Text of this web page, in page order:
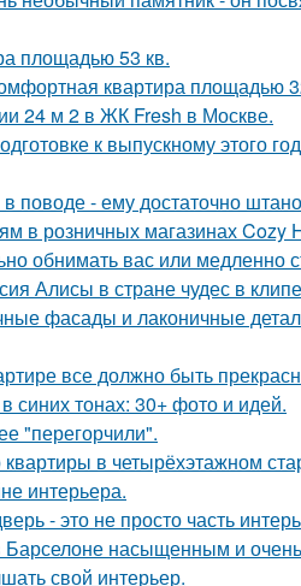
площадью 53 кв.
квартира площадью
24 м 2 в ЖК Fresh в Москве.
к выпускному этого
поводе - ему достаточно
в розничных магазинах Cozy
обнимать вас или медленно
Алисы в стране чудес в
фасады и лаконичные
все должно быть
синих тонах: 30+ фото и идей.
"перегорчили".
квартиры в четырёхэтажном
интерьера.
- это не просто часть
насыщенным и
свой интерьер.